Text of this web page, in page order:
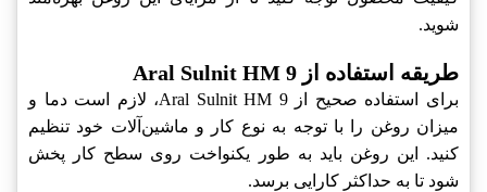
شوید.
طریقه استفاده از Aral Sulnit HM 9
برای استفاده صحیح از Aral Sulnit HM 9، لازم است دما و
میزان روغن را با توجه به نوع کار و ماشین‌آلات خود تنظیم
کنید. این روغن باید به طور یکنواخت روی سطح کار پخش
شود تا به حداکثر کارایی برسد.